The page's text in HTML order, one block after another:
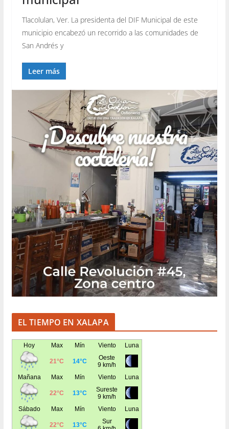
Tlacolulan, Ver. La presidenta del DIF Municipal de este
municipio encabezó un recorrido a las comunidades de
San Andrés y
Leer más
EL TIEMPO EN XALAPA